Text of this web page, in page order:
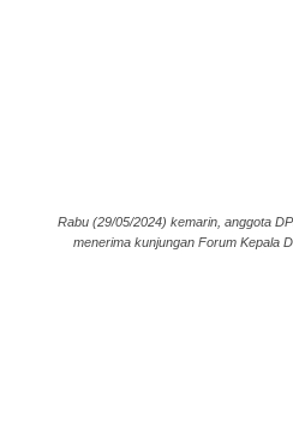
Rabu (29/05/2024) kemarin, anggota
menerima kunjungan Forum Kepala